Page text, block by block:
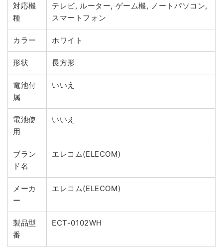
対応機
種
テレビ, ルーター, ゲーム機, ノートパソコン,
スマートフォン
カラー ホワイト
形状 長方形
電池付
属
いいえ
電池使
用
いいえ
ブラン
ド名
エレコム(ELECOM)
メーカ
ー
エレコム(ELECOM)
製品型
番
ECT-0102WH